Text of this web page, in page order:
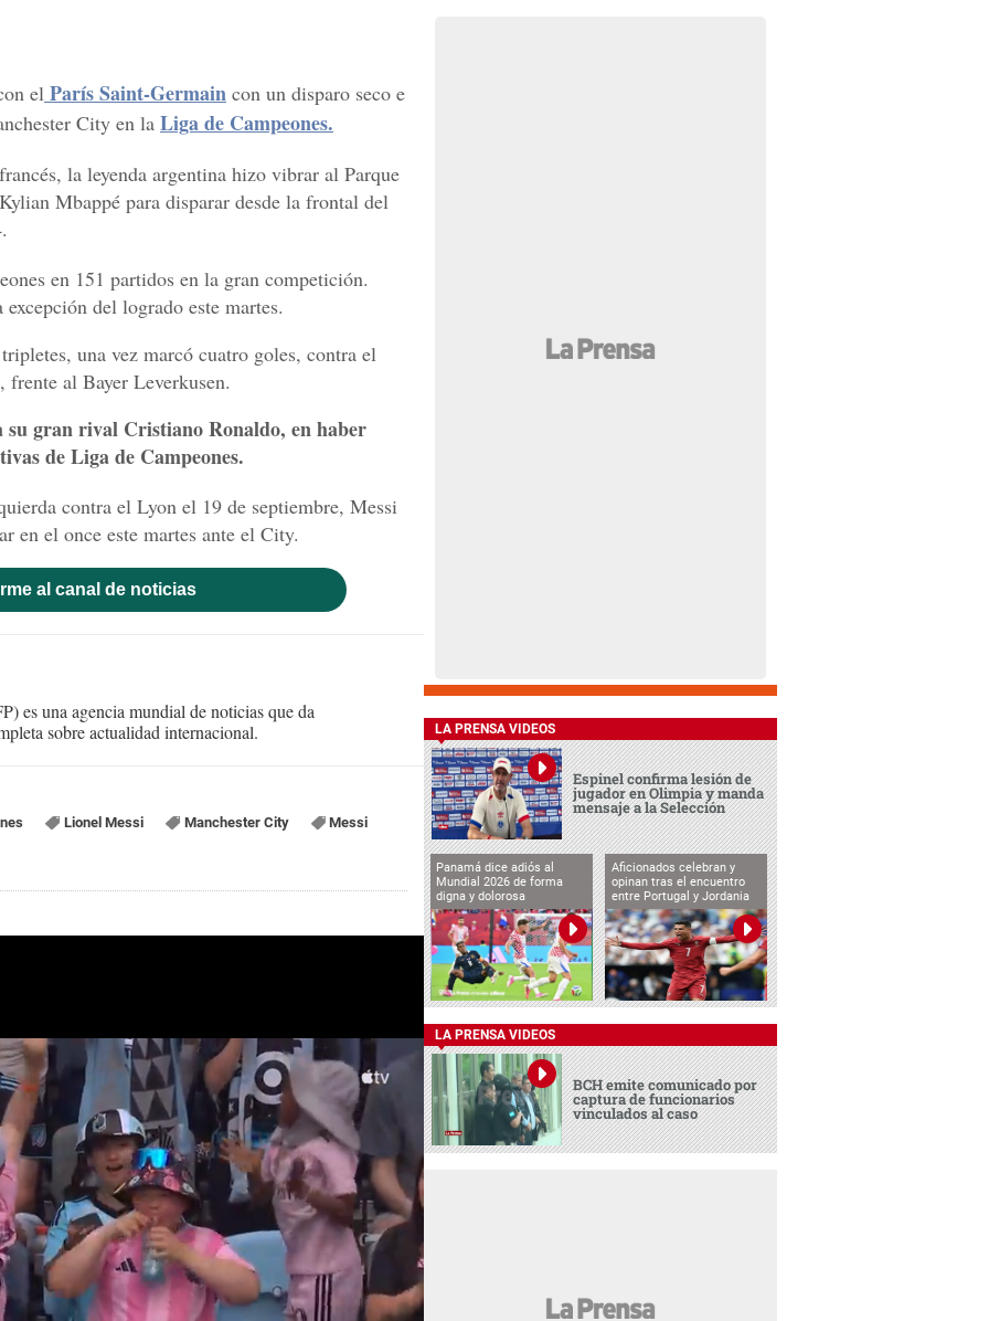
el París Saint-Germain con un disparo seco e
City en la Liga de Campeones.
la leyenda argentina hizo vibrar al Parque
Mbappé para disparar desde la frontal del
en 151 partidos en la gran competición.
del logrado este martes.
una vez marcó cuatro goles, contra el
al Bayer Leverkusen.
su gran rival Cristiano Ronaldo, en haber
de Liga de Campeones.
contra el Lyon el 19 de septiembre, Messi
en el once este martes ante el City.
al canal de noticias
es una agencia mundial de noticias que da
sobre actualidad internacional.
Lionel Messi Manchester City
Messi
LA PRENSA VIDEOS
Espinel confirma lesión de
jugador en Olimpia y manda
mensaje a la Selección
Panamá dice adiós al
Mundial 2026 de forma
digna y dolorosa
Aficionados celebran y
opinan tras el encuentro
entre Portugal y Jordania
LA PRENSA VIDEOS
BCH emite comunicado por
captura de funcionarios
vinculados al caso